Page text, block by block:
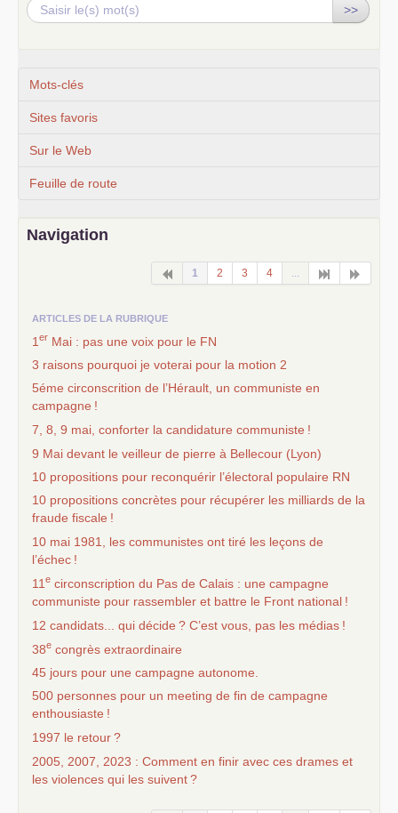
>>
Mots-clés
Sites favoris
Sur le Web
Feuille de route
Navigation
1 2 3 4
ARTICLES DE LA RUBRIQUE
1 er Mai : pas une voix pour le FN
3 raisons pourquoi je voterai pour la motion 2
5éme circonscrition de l’Hérault, un communiste en
campagne !
7, 8, 9 mai, conforter la candidature communiste !
9 Mai devant le veilleur de pierre à Bellecour (Lyon)
10 propositions pour reconquérir l’électoral populaire RN
10 propositions concrètes pour récupérer les milliards de la
fraude fiscale !
10 mai 1981, les communistes ont tiré les leçons de
l’échec !
11 e circonscription du Pas de Calais : une campagne
communiste pour rassembler et battre le Front national !
12 candidats... qui décide ? C’est vous, pas les médias !
38e congrès extraordinaire
45 jours pour une campagne autonome.
500 personnes pour un meeting de fin de campagne
enthousiaste !
1997 le retour?
2005, 2007, 2023 : Comment en finir avec ces drames et
les violences qui les suivent?